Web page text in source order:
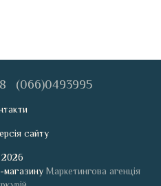
(066)0493995
сайту
магазину Маркетингова агенція